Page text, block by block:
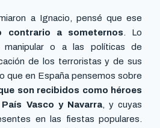
a Ignacio, pensé que ese
contrario a someternos . Lo
manipular o a las políticas de
de los terroristas y de sus
que en España pensemos sobre
son recibidos como héroes
Vasco y Navarra, y cuyas
en las fiestas populares.